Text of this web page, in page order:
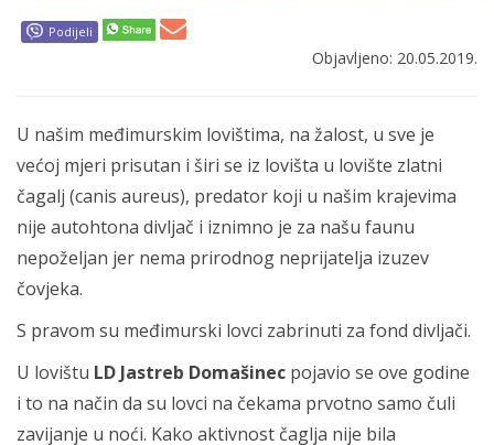
Podijeli
Objavljeno: 20.05.2019.
U našim međimurskim lovištima, na žalost, u sve je
većoj mjeri prisutan i širi se iz lovišta u lovište zlatni
čagalj (canis aureus), predator koji u našim krajevima
nije autohtona divljač i iznimno je za našu faunu
nepoželjan jer nema prirodnog neprijatelja izuzev
čovjeka.
S pravom su međimurski lovci zabrinuti za fond divljači.
U lovištu LD Jastreb Domašinec pojavio se ove godine
i to na način da su lovci na čekama prvotno samo čuli
zavijanje u noći. Kako aktivnost čaglja nije bila